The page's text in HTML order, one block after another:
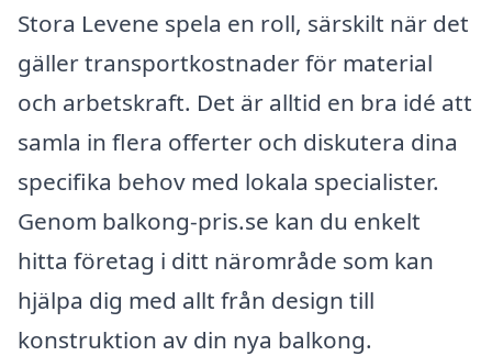
Stora Levene spela en roll, särskilt när det
gäller transportkostnader för material
och arbetskraft. Det är alltid en bra idé att
samla in flera offerter och diskutera dina
specifika behov med lokala specialister.
Genom balkong-pris.se kan du enkelt
hitta företag i ditt närområde som kan
hjälpa dig med allt från design till
konstruktion av din nya balkong.